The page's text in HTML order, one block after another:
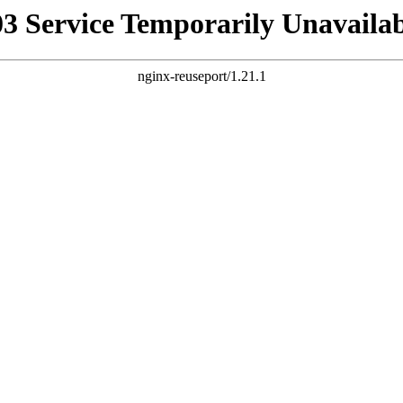
Service Temporarily
nginx-reuseport/1.21.1